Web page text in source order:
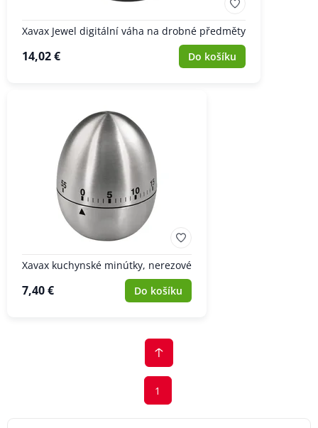
Xavax Jewel digitální váha na drobné předměty
14,02 € Do košíku
Xavax kuchynské minútky, nerezové
7,40 € Do košíku
1